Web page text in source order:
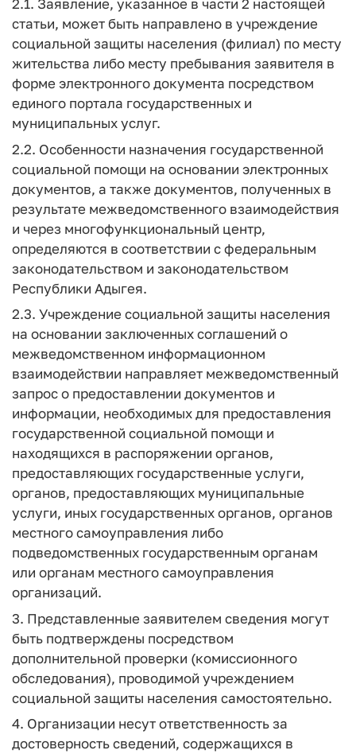
2.1. Заявление, указанное в части 2 настоящей
статьи, может быть направлено в учреждение
социальной защиты населения (филиал) по месту
жительства либо месту пребывания заявителя в
форме электронного документа посредством
единого портала государственных и
муниципальных услуг.
2.2. Особенности назначения государственной
социальной помощи на основании электронных
документов, а также документов, полученных в
результате межведомственного взаимодействия
и через многофункциональный центр,
определяются в соответствии с федеральным
законодательством и законодательством
Республики Адыгея.
2.3. Учреждение социальной защиты населения
на основании заключенных соглашений о
межведомственном информационном
взаимодействии направляет межведомственный
запрос о предоставлении документов и
информации, необходимых для предоставления
государственной социальной помощи и
находящихся в распоряжении органов,
предоставляющих государственные услуги,
органов, предоставляющих муниципальные
услуги, иных государственных органов, органов
местного самоуправления либо
подведомственных государственным органам
или органам местного самоуправления
организаций.
3. Представленные заявителем сведения могут
быть подтверждены посредством
дополнительной проверки (комиссионного
обследования), проводимой учреждением
социальной защиты населения самостоятельно.
4. Организации несут ответственность за
достоверность сведений, содержащихся в